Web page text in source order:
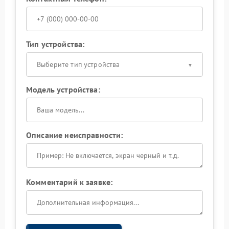
Тип устройства:
Выберите тип устройства
Модель устройства:
Описание неисправности:
Комментарий к заявке: